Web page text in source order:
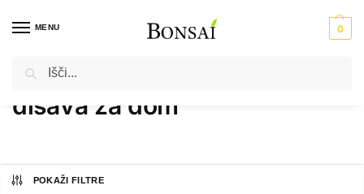
MENU 0
Domov / Izdelki označeni z “dišava za dom”
dišava za dom
POKAŽI FILTRE